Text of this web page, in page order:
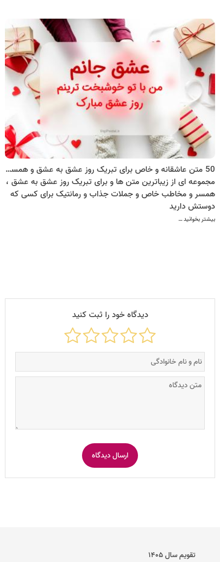
50 متن عاشقانه و خاص برای تبریک روز عشق به عشق و همسر + متن عاشقانه زیبا برای عشاق
مجموعه ای از زیباترین متن ها و برای تبریک روز عشق به عشق ،
همسر و مخاطب خاص و جملات جذاب و رمانتیک برای کسی که
دوستش دارید
بیشتر بخوانید …
دیدگاه خود را ثبت کنید
تقویم سال ۱۴۰۵